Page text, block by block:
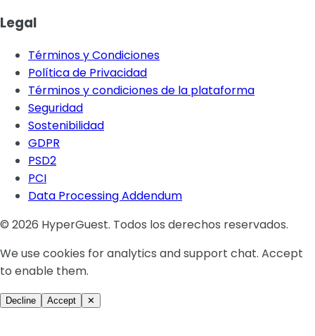
Legal
Términos y Condiciones
Política de Privacidad
Términos y condiciones de la plataforma
Seguridad
Sostenibilidad
GDPR
PSD2
PCI
Data Processing Addendum
© 2026 HyperGuest. Todos los derechos reservados.
We use cookies for analytics and support chat. Accept
to enable them.
Decline Accept ✕